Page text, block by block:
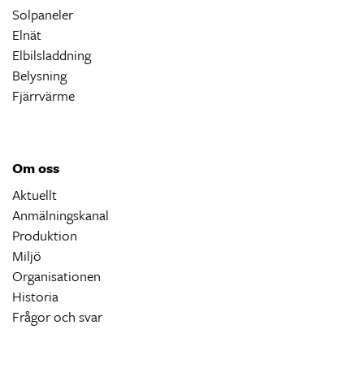
Solpaneler
Elnät
Elbilsladdning
Belysning
Fjärrvärme
Om oss
Aktuellt
Anmälningskanal
Produktion
Miljö
Organisationen
Historia
Frågor och svar